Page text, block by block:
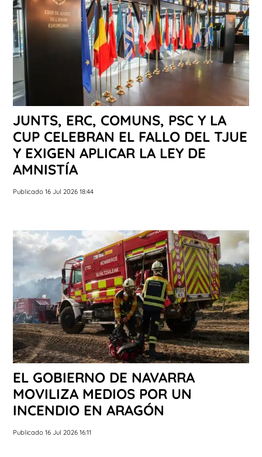
JUNTS, ERC, COMUNS, PSC Y LA
CUP CELEBRAN EL FALLO DEL TJUE
Y EXIGEN APLICAR LA LEY DE
AMNISTÍA
Publicado 16 Jul 2026 18:44
EL GOBIERNO DE NAVARRA
MOVILIZA MEDIOS POR UN
INCENDIO EN ARAGÓN
Publicado 16 Jul 2026 16:11